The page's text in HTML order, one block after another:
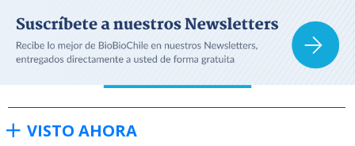
VISTO AHORA